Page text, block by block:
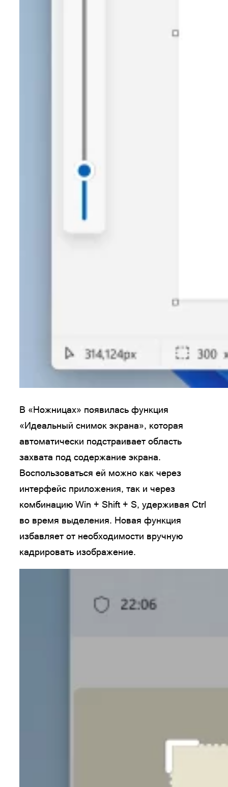
В «Ножницах» появилась функция
«Идеальный снимок экрана», которая
автоматически подстраивает область
захвата под содержание экрана.
Воспользоваться ей можно как через
интерфейс приложения, так и через
комбинацию Win + Shift + S, удерживая Ctrl
во время выделения. Новая функция
избавляет от необходимости вручную
кадрировать изображение.